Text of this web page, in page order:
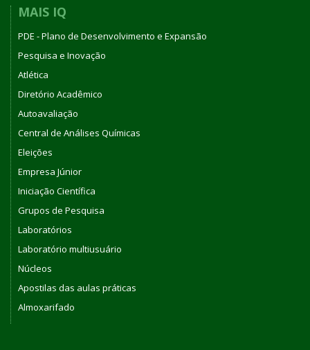
MAIS IQ
PDE - Plano de Desenvolvimento e Expansão
Pesquisa e Inovação
Atlética
Diretório Acadêmico
Autoavaliação
Central de Análises Químicas
Eleições
Empresa Júnior
Iniciação Científica
Grupos de Pesquisa
Laboratórios
Laboratório multiusuário
Núcleos
Apostilas das aulas práticas
Almoxarifado